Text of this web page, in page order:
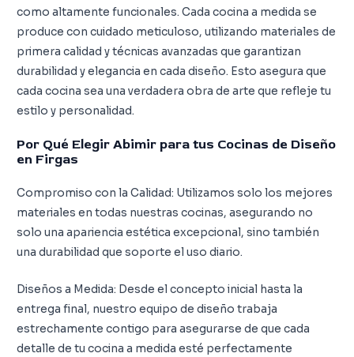
como altamente funcionales. Cada cocina a medida se
produce con cuidado meticuloso, utilizando materiales de
primera calidad y técnicas avanzadas que garantizan
durabilidad y elegancia en cada diseño. Esto asegura que
cada cocina sea una verdadera obra de arte que refleje tu
estilo y personalidad.
Por Qué Elegir Abimir para tus Cocinas de Diseño
en Firgas
Compromiso con la Calidad: Utilizamos solo los mejores
materiales en todas nuestras cocinas, asegurando no
solo una apariencia estética excepcional, sino también
una durabilidad que soporte el uso diario.
Diseños a Medida: Desde el concepto inicial hasta la
entrega final, nuestro equipo de diseño trabaja
estrechamente contigo para asegurarse de que cada
detalle de tu cocina a medida esté perfectamente